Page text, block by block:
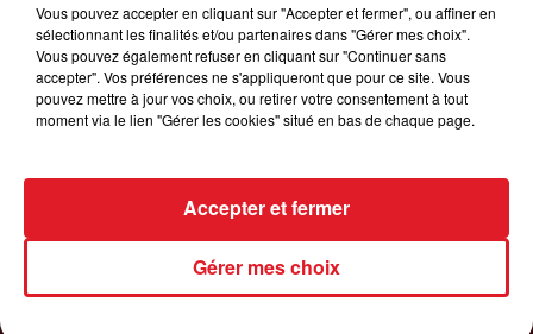
𝗙𝗿𝗲́𝗱𝗲́𝗿𝗶𝗰 𝗙𝗿𝗮𝗻𝗰̧𝗼𝗶𝘀
Interview du 20 juin 2025
Vous pouvez accepter en cliquant sur "Accepter et fermer", ou affiner en
sélectionnant les finalités et/ou partenaires dans "Gérer mes choix".
Vous pouvez également refuser en cliquant sur "Continuer sans
accepter". Vos préférences ne s'appliqueront que pour ce site. Vous
pouvez mettre à jour vos choix, ou retirer votre consentement à tout
moment via le lien "Gérer les cookies" situé en bas de chaque page.
Gérer mes choix
Accepter et fermer